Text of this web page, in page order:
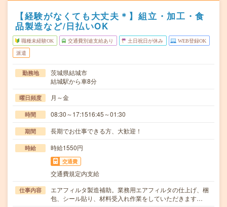
【経験がなくても大丈夫＊】組立・加工・食
品製造など/日払いOK
職種未経験OK 交通費別途支給あり 土日祝日が休み WEB登録OK
派遣
勤務地
茨城県結城市
結城駅から車8分
曜日頻度 月～金
時間 08:30～17:1516:45～01:30
期間 長期でお仕事できる方、大歓迎！
時給 時給1550円
交通費
交通費規定内支給
仕事内容
エアフィルタ製造補助。業務用エアフィルタの仕上げ、梱
包、シール貼り、材料受入れ作業をしていただきます…